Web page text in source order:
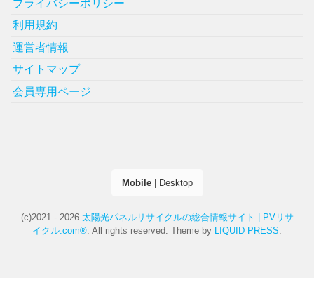
プライバシーポリシー
利用規約
運営者情報
サイトマップ
会員専用ページ
Mobile| Desktop
(c)2021 - 2026 太陽光パネルリサイクルの総合情報サイト | PVリサ
イクル.com® . All rights reserved. Theme by LIQUID PRESS